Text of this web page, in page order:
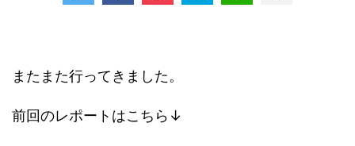
またまた行ってきました。
前回のレポートはこちら↓